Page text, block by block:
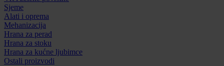
Sjeme
Alati i oprema
Mehanizacija
Hrana za perad
Hrana za stoku
Hrana za kućne ljubimce
Ostali proizvodi